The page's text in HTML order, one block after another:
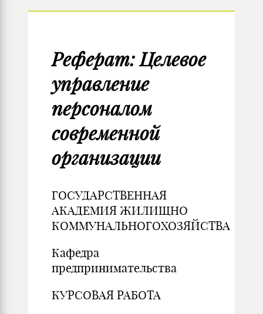
Реферат: Целевое
управление
персоналом
современной
организации
ГОСУДАРСТВЕННАЯ
АКАДЕМИЯ ЖИЛИЩНО
КОММУНАЛЬНОГОХОЗЯЙСТВА
Кафедра
предпринимательства
КУРСОВАЯ РАБОТА